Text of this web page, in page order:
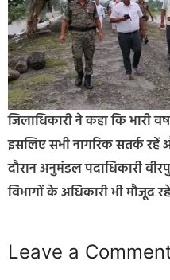
जिलाधिकारी ने कहा कि भारी
इसलिए सभी नागरिक सतर्क
दौरान अनुमंडल पदाधिकारी
विभागों के अधिकारी भी मौजूद
Leave a